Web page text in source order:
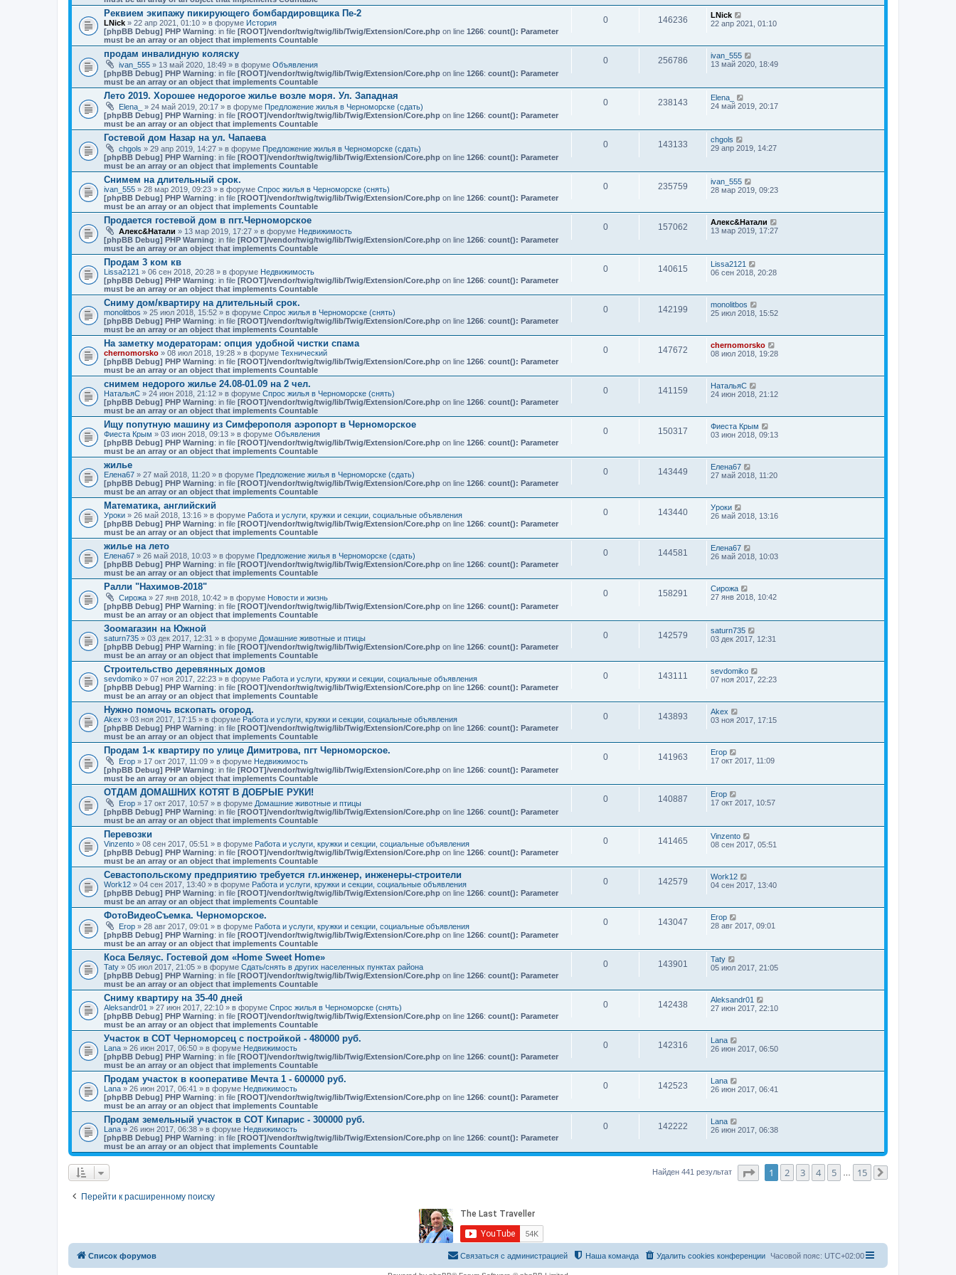
Реквием экипажу пикирующего бомбардировщика Пе-2
LNick » 22 апр 2021, 01:10 » в форуме История
[phpBB Debug] PHP Warning: in file [ROOT]/vendor/twig/twig/lib/Twig/Extension/Core.php on line 1266: count(): Parameter
must be an array or an object that implements Countable
0 146236
LNick
22 апр 2021, 01:10
продам инвалидную коляску
ivan_555 » 13 май 2020, 18:49 » в форуме Объявления
[phpBB Debug] PHP Warning: in file [ROOT]/vendor/twig/twig/lib/Twig/Extension/Core.php on line 1266: count(): Parameter
must be an array or an object that implements Countable
0 256786
ivan_555
13 май 2020, 18:49
Лето 2019. Хорошее недорогое жилье возле моря. Ул. Западная
Elena_ » 24 май 2019, 20:17 » в форуме Предложение жилья в Черноморске (сдать)
[phpBB Debug] PHP Warning: in file [ROOT]/vendor/twig/twig/lib/Twig/Extension/Core.php on line 1266: count(): Parameter
must be an array or an object that implements Countable
0 238143
Elena_
24 май 2019, 20:17
Гостевой дом Назар на ул. Чапаева
chgols » 29 апр 2019, 14:27 » в форуме Предложение жилья в Черноморске (сдать)
[phpBB Debug] PHP Warning: in file [ROOT]/vendor/twig/twig/lib/Twig/Extension/Core.php on line 1266: count(): Parameter
must be an array or an object that implements Countable
0 143133
chgols
29 апр 2019, 14:27
Снимем на длительный срок.
ivan_555 » 28 мар 2019, 09:23 » в форуме Спрос жилья в Черноморске (снять)
[phpBB Debug] PHP Warning: in file [ROOT]/vendor/twig/twig/lib/Twig/Extension/Core.php on line 1266: count(): Parameter
must be an array or an object that implements Countable
0 235759
ivan_555
28 мар 2019, 09:23
Продается гостевой дом в пгт.Черноморское
Алекс&Натали » 13 мар 2019, 17:27 » в форуме Недвижимость
[phpBB Debug] PHP Warning: in file [ROOT]/vendor/twig/twig/lib/Twig/Extension/Core.php on line 1266: count(): Parameter
must be an array or an object that implements Countable
0 157062
Алекс&Натали
13 мар 2019, 17:27
Продам 3 ком кв
Lissa2121 » 06 сен 2018, 20:28 » в форуме Недвижимость
[phpBB Debug] PHP Warning: in file [ROOT]/vendor/twig/twig/lib/Twig/Extension/Core.php on line 1266: count(): Parameter
must be an array or an object that implements Countable
0 140615
Lissa2121
06 сен 2018, 20:28
Сниму дом/квартиру на длительный срок.
monolitbos » 25 июл 2018, 15:52 » в форуме Спрос жилья в Черноморске (снять)
[phpBB Debug] PHP Warning: in file [ROOT]/vendor/twig/twig/lib/Twig/Extension/Core.php on line 1266: count(): Parameter
must be an array or an object that implements Countable
0 142199
monolitbos
25 июл 2018, 15:52
На заметку модераторам: опция удобной чистки спама
chernomorsko » 08 июл 2018, 19:28 » в форуме Технический
[phpBB Debug] PHP Warning: in file [ROOT]/vendor/twig/twig/lib/Twig/Extension/Core.php on line 1266: count(): Parameter
must be an array or an object that implements Countable
0 147672
chernomorsko
08 июл 2018, 19:28
снимем недорого жилье 24.08-01.09 на 2 чел.
НатальяС » 24 июн 2018, 21:12 » в форуме Спрос жилья в Черноморске (снять)
[phpBB Debug] PHP Warning: in file [ROOT]/vendor/twig/twig/lib/Twig/Extension/Core.php on line 1266: count(): Parameter
must be an array or an object that implements Countable
0 141159
НатальяС
24 июн 2018, 21:12
Ищу попутную машину из Симферополя аэропорт в Черноморское
Фиеста Крым » 03 июн 2018, 09:13 » в форуме Объявления
[phpBB Debug] PHP Warning: in file [ROOT]/vendor/twig/twig/lib/Twig/Extension/Core.php on line 1266: count(): Parameter
must be an array or an object that implements Countable
0 150317
Фиеста Крым
03 июн 2018, 09:13
жилье
Елена67 » 27 май 2018, 11:20 » в форуме Предложение жилья в Черноморске (сдать)
[phpBB Debug] PHP Warning: in file [ROOT]/vendor/twig/twig/lib/Twig/Extension/Core.php on line 1266: count(): Parameter
must be an array or an object that implements Countable
0 143449
Елена67
27 май 2018, 11:20
Математика, английский
Уроки » 26 май 2018, 13:16 » в форуме Работа и услуги, кружки и секции, социальные объявления
[phpBB Debug] PHP Warning: in file [ROOT]/vendor/twig/twig/lib/Twig/Extension/Core.php on line 1266: count(): Parameter
must be an array or an object that implements Countable
0 143440
Уроки
26 май 2018, 13:16
жилье на лето
Елена67 » 26 май 2018, 10:03 » в форуме Предложение жилья в Черноморске (сдать)
[phpBB Debug] PHP Warning: in file [ROOT]/vendor/twig/twig/lib/Twig/Extension/Core.php on line 1266: count(): Parameter
must be an array or an object that implements Countable
0 144581
Елена67
26 май 2018, 10:03
Ралли "Нахимов-2018"
Сирожа » 27 янв 2018, 10:42 » в форуме Новости и жизнь
[phpBB Debug] PHP Warning: in file [ROOT]/vendor/twig/twig/lib/Twig/Extension/Core.php on line 1266: count(): Parameter
must be an array or an object that implements Countable
0 158291
Сирожа
27 янв 2018, 10:42
Зоомагазин на Южной
saturn735 » 03 дек 2017, 12:31 » в форуме Домашние животные и птицы
[phpBB Debug] PHP Warning: in file [ROOT]/vendor/twig/twig/lib/Twig/Extension/Core.php on line 1266: count(): Parameter
must be an array or an object that implements Countable
0 142579
saturn735
03 дек 2017, 12:31
Строительство деревянных домов
sevdomiko » 07 ноя 2017, 22:23 » в форуме Работа и услуги, кружки и секции, социальные объявления
[phpBB Debug] PHP Warning: in file [ROOT]/vendor/twig/twig/lib/Twig/Extension/Core.php on line 1266: count(): Parameter
must be an array or an object that implements Countable
0 143111
sevdomiko
07 ноя 2017, 22:23
Нужно помочь вскопать огород.
Akex » 03 ноя 2017, 17:15 » в форуме Работа и услуги, кружки и секции, социальные объявления
[phpBB Debug] PHP Warning: in file [ROOT]/vendor/twig/twig/lib/Twig/Extension/Core.php on line 1266: count(): Parameter
must be an array or an object that implements Countable
0 143893
Akex
03 ноя 2017, 17:15
Продам 1-к квартиру по улице Димитрова, пгт Черноморское.
Егор » 17 окт 2017, 11:09 » в форуме Недвижимость
[phpBB Debug] PHP Warning: in file [ROOT]/vendor/twig/twig/lib/Twig/Extension/Core.php on line 1266: count(): Parameter
must be an array or an object that implements Countable
0 141963
Егор
17 окт 2017, 11:09
ОТДАМ ДОМАШНИХ КОТЯТ В ДОБРЫЕ РУКИ!
Егор » 17 окт 2017, 10:57 » в форуме Домашние животные и птицы
[phpBB Debug] PHP Warning: in file [ROOT]/vendor/twig/twig/lib/Twig/Extension/Core.php on line 1266: count(): Parameter
must be an array or an object that implements Countable
0 140887
Егор
17 окт 2017, 10:57
Перевозки
Vinzento » 08 сен 2017, 05:51 » в форуме Работа и услуги, кружки и секции, социальные объявления
[phpBB Debug] PHP Warning: in file [ROOT]/vendor/twig/twig/lib/Twig/Extension/Core.php on line 1266: count(): Parameter
must be an array or an object that implements Countable
0 141465
Vinzento
08 сен 2017, 05:51
Севастопольскому предприятию требуется гл.инженер, инженеры-строители
Work12 » 04 сен 2017, 13:40 » в форуме Работа и услуги, кружки и секции, социальные объявления
[phpBB Debug] PHP Warning: in file [ROOT]/vendor/twig/twig/lib/Twig/Extension/Core.php on line 1266: count(): Parameter
must be an array or an object that implements Countable
0 142579
Work12
04 сен 2017, 13:40
ФотоВидеоСъемка. Черноморское.
Егор » 28 авг 2017, 09:01 » в форуме Работа и услуги, кружки и секции, социальные объявления
[phpBB Debug] PHP Warning: in file [ROOT]/vendor/twig/twig/lib/Twig/Extension/Core.php on line 1266: count(): Parameter
must be an array or an object that implements Countable
0 143047
Егор
28 авг 2017, 09:01
Коса Беляус. Гостевой дом «Home Sweet Home»
Taty » 05 июл 2017, 21:05 » в форуме Сдать/снять в других населенных пунктах района
[phpBB Debug] PHP Warning: in file [ROOT]/vendor/twig/twig/lib/Twig/Extension/Core.php on line 1266: count(): Parameter
must be an array or an object that implements Countable
0 143901
Taty
05 июл 2017, 21:05
Сниму квартиру на 35-40 дней
Aleksandr01 » 27 июн 2017, 22:10 » в форуме Спрос жилья в Черноморске (снять)
[phpBB Debug] PHP Warning: in file [ROOT]/vendor/twig/twig/lib/Twig/Extension/Core.php on line 1266: count(): Parameter
must be an array or an object that implements Countable
0 142438
Aleksandr01
27 июн 2017, 22:10
Участок в СОТ Черноморсец с постройкой - 480000 руб.
Lana » 26 июн 2017, 06:50 » в форуме Недвижимость
[phpBB Debug] PHP Warning: in file [ROOT]/vendor/twig/twig/lib/Twig/Extension/Core.php on line 1266: count(): Parameter
must be an array or an object that implements Countable
0 142316
Lana
26 июн 2017, 06:50
Продам участок в кооперативе Мечта 1 - 600000 руб.
Lana » 26 июн 2017, 06:41 » в форуме Недвижимость
[phpBB Debug] PHP Warning: in file [ROOT]/vendor/twig/twig/lib/Twig/Extension/Core.php on line 1266: count(): Parameter
must be an array or an object that implements Countable
0 142523
Lana
26 июн 2017, 06:41
Продам земельный участок в СОТ Кипарис - 300000 руб.
Lana » 26 июн 2017, 06:38 » в форуме Недвижимость
[phpBB Debug] PHP Warning: in file [ROOT]/vendor/twig/twig/lib/Twig/Extension/Core.php on line 1266: count(): Parameter
must be an array or an object that implements Countable
0 142222
Lana
26 июн 2017, 06:38
Найден 441 результат Страница 1 из15
1 2 3 4 5 15
Перейти к расширенному поиску
Список форумов Часовой пояс: UTC+02:00
Удалить cookies конференции
Наша команда
Связаться с администрацией